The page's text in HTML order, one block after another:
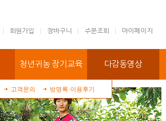
회원가입 장바구니 주문조회 마이페이지
고객문의 방명록·이용후기
청년귀농 장기교육 다감동영상